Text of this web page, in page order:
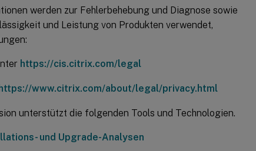
werden zur Fehlerbehebung und Diagnose sowie
und Leistung von Produkten verwendet,
https://cis.citrix.com/legal
https://www.citrix.com/about/legal/privacy.html
unterstützt die folgenden Tools und Technologien.
und Upgrade-Analysen